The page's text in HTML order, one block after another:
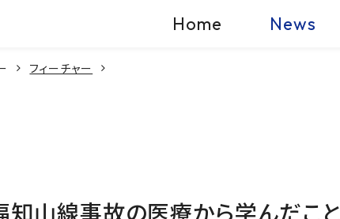
Home News
フィーチャー
知山線事故の医療から学んだこ